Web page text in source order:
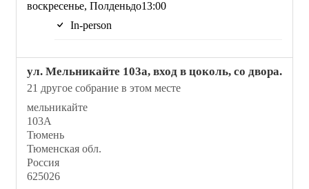
воскресенье, Полденьдо13:00
In-person
ул. Мельникайте 103а, вход в цоколь, со двора.
21 другое собрание в этом месте
мельникайте
103А
Тюмень
Тюменская обл.
Россия
625026